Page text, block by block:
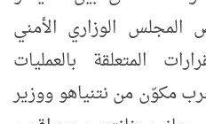
الوزاري الأمني
المتعلقة بالعمليات
مكوّن من نتنياهو ووزير